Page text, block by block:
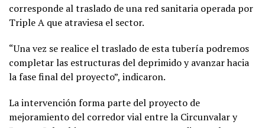
corresponde al traslado de una red sanitaria operada por
Triple A que atraviesa el sector.
“Una vez se realice el traslado de esta tubería podremos
completar las estructuras del deprimido y avanzar hacia
la fase final del proyecto”, indicaron.
La intervención forma parte del proyecto de
mejoramiento del corredor vial entre la Circunvalar y